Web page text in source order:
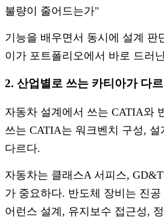
불량이 줄어드는가"
기능을 배우면서 동시에 설계 판
이가 포트폴리오에서 바로 드러
2. 산업별로 쓰는 카티아가 다
자동차 설계에서 쓰는 CATIA와
쓰는 CATIA는 워크벤치 구성, 설
다르다.
자동차는 클래스A 서피스,
가 중요하다. 반도체 장비는 진공
어런스 설계, 유지보수 접근성,